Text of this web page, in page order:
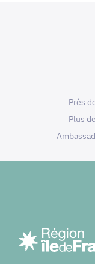
Près
Plus